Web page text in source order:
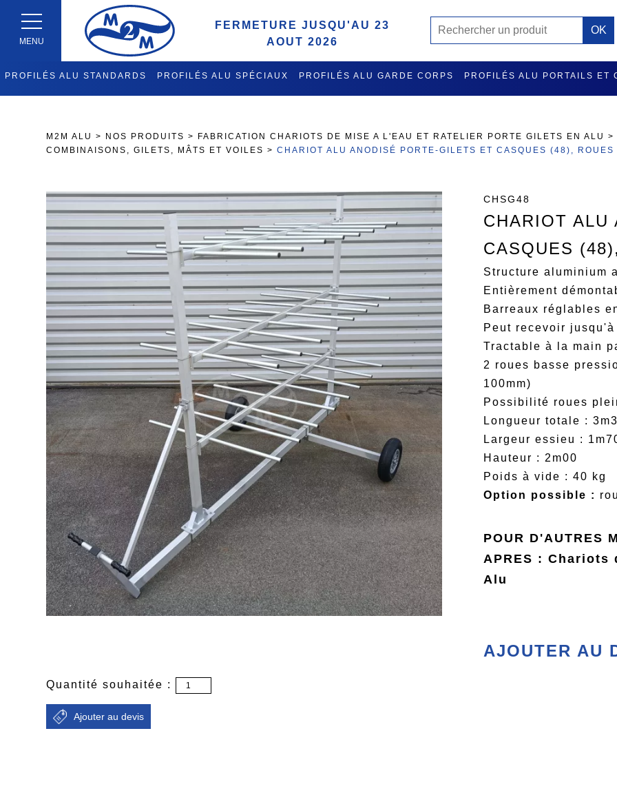
MENU
FERMETURE JUSQU'AU 23
AOUT 2026
PROFILÉS ALU STANDARDS PROFILÉS ALU SPÉCIAUX PROFILÉS ALU GARDE CORPS PROFILÉS ALU PORTAILS ET
M2M ALU > NOS PRODUITS > FABRICATION CHARIOTS DE MISE A L'EAU ET RATELIER PORTE GILETS EN ALU
COMBINAISONS, GILETS, MÂTS ET VOILES >CHARIOT ALU ANODISÉ PORTE-GILETS ET CASQUES (48), ROUES
CHSG48
CHARIOT ALU
CASQUES
Structure aluminium
Entièrement
Barreaux réglables
Peut recevoir
Tractable à la main
2 roues basse
100mm)
Possibilité roues
Longueur totale :
Largeur essieu :
Hauteur : 2m00
Poids à vide : 40 kg
Option possible :
POUR D'AUTRES
APRES :Chariots
Alu
AJOUTER AU
Quantité souhaitée :